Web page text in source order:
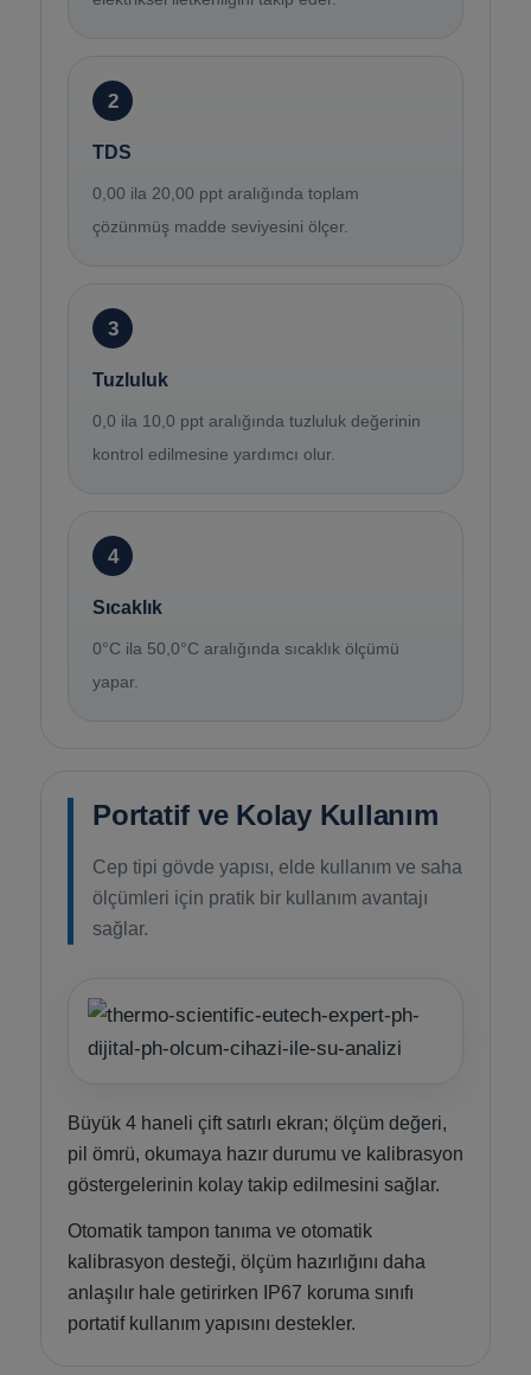
2
TDS
0,00 ila 20,00 ppt aralığında toplam
çözünmüş madde seviyesini ölçer.
3
Tuzluluk
0,0 ila 10,0 ppt aralığında tuzluluk değerinin
kontrol edilmesine yardımcı olur.
4
Sıcaklık
0°C ila 50,0°C aralığında sıcaklık ölçümü
yapar.
Portatif ve Kolay Kullanım
Cep tipi gövde yapısı, elde kullanım ve saha
ölçümleri için pratik bir kullanım avantajı
sağlar.
Büyük 4 haneli çift satırlı ekran; ölçüm değeri,
pil ömrü, okumaya hazır durumu ve kalibrasyon
göstergelerinin kolay takip edilmesini sağlar.
Otomatik tampon tanıma ve otomatik
kalibrasyon desteği, ölçüm hazırlığını daha
anlaşılır hale getirirken IP67 koruma sınıfı
portatif kullanım yapısını destekler.